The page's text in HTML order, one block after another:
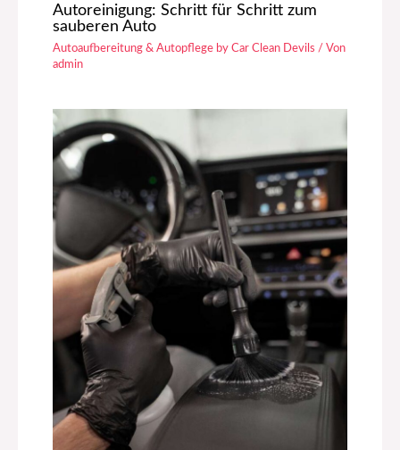
Autoreinigung: Schritt für Schritt zum
sauberen Auto
Autoaufbereitung & Autopflege by Car Clean Devils / Von
admin